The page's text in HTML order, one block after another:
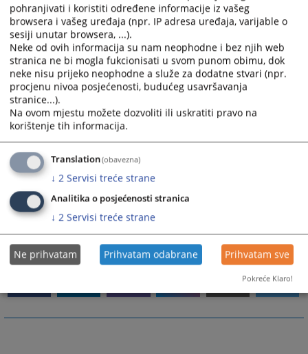
Mostar
2.
ALKAN MUJIĆ
Bulevar narodne
revolucije 11
Mostar
3.
JURICA MUSA
Stjepana Radića 88
Mostar
4.
MELĆA NIŠTOVIĆ
Mostar
5.
ANICA NAKIĆ
16145PREGLEDA
pohranjivati i koristiti određene informacije iz vašeg
browsera i vašeg uređaja (npr. IP adresa uređaja, varijable o
sesiji unutar browsera, ...).
Neke od ovih informacija su nam neophodne i bez njih web
stranica ne bi mogla fukcionisati u svom punom obimu, dok
neke nisu prijeko neophodne a služe za dodatne stvari (npr.
procjenu nivoa posjećenosti, budućeg usavršavanja
stranice...).
Na ovom mjestu možete dozvoliti ili uskratiti pravo na
korištenje tih informacija.
Translation(obavezna)
↓ 2 Servisi treće strane
Analitika o posjećenosti stranica
↓ 2 Servisi treće strane
Ne prihvatam Prihvatam odabrane Prihvatam sve
Pokreće Klaro!